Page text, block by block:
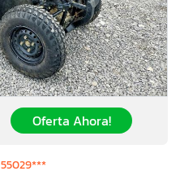
Oferta Ahora!
55029***